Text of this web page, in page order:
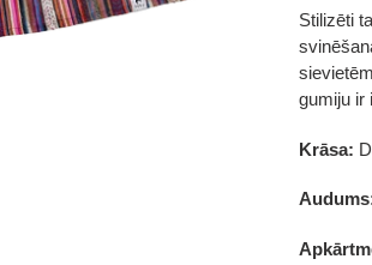
Stilizēti
gumiju ir
Krāsa: